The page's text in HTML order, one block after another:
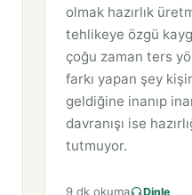
olmak hazırlık
tehlikeye özgü
çoğu zaman ters
farkı yapan şey
geldiğine inanıp
davranışı ise
tutmuyor.
9 dk okuma Dinle